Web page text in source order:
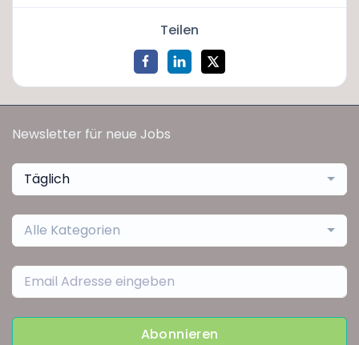
Teilen
Newsletter für neue Jobs
Täglich
Alle Kategorien
Abonnieren